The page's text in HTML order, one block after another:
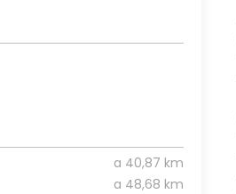
a 40,87 km
a 48,68 km